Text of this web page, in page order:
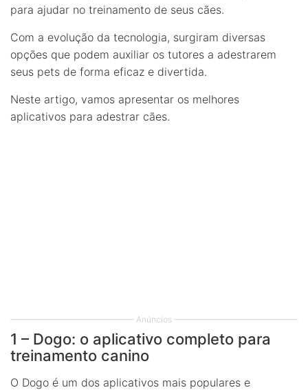
para ajudar no treinamento de seus cães.
Com a evolução da tecnologia, surgiram diversas
opções que podem auxiliar os tutores a adestrarem
seus pets de forma eficaz e divertida.
Neste artigo, vamos apresentar os melhores
aplicativos para adestrar cães.
Anúncios
1 – Dogo: o aplicativo completo para
treinamento canino
O Dogo é um dos aplicativos mais populares e